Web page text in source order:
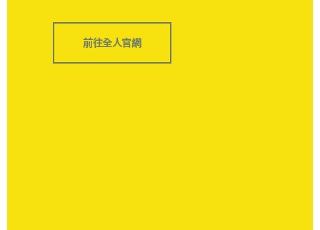
前往全人官網